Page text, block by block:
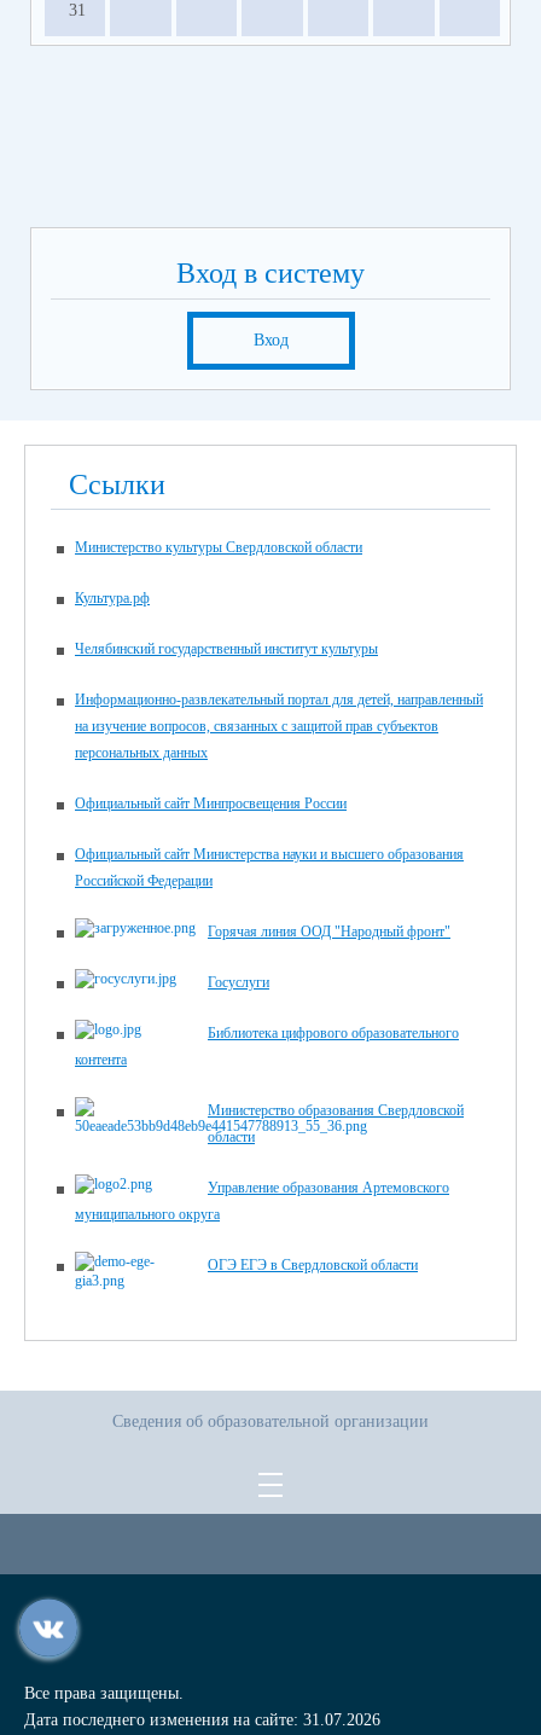
31
Вход в систему
Вход
Ссылки
Министерство культуры Свердловской области
Культура.рф
Челябинский государственный институт культуры
Информационно-развлекательный портал для детей, направленный
на изучение вопросов, связанных с защитой прав субъектов
персональных данных
Официальный сайт Минпросвещения России
Официальный сайт Министерства науки и высшего образования
Российской Федерации
Горячая линия ООД "Народный фронт"
Госуслуги
Библиотека цифрового образовательного
контента
Министерство образования Свердловской
области
Управление образования Артемовского
муниципального округа
ОГЭ ЕГЭ в Свердловской области
Сведения об образовательной организации
Все права защищены.
Дата последнего изменения на сайте: 31.07.2026